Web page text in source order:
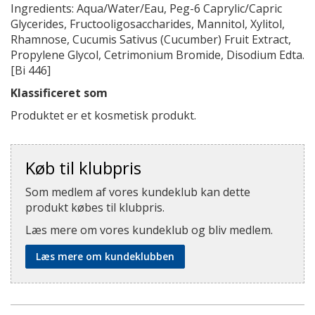
Ingredients: Aqua/Water/Eau, Peg-6 Caprylic/Capric
Glycerides, Fructooligosaccharides, Mannitol, Xylitol,
Rhamnose, Cucumis Sativus (Cucumber) Fruit Extract,
Propylene Glycol, Cetrimonium Bromide, Disodium Edta.
[Bi 446]
Klassificeret som
Produktet er et kosmetisk produkt.
Køb til klubpris
Som medlem af vores kundeklub kan dette
produkt købes til klubpris.
Læs mere om vores kundeklub og bliv medlem.
Læs mere om kundeklubben